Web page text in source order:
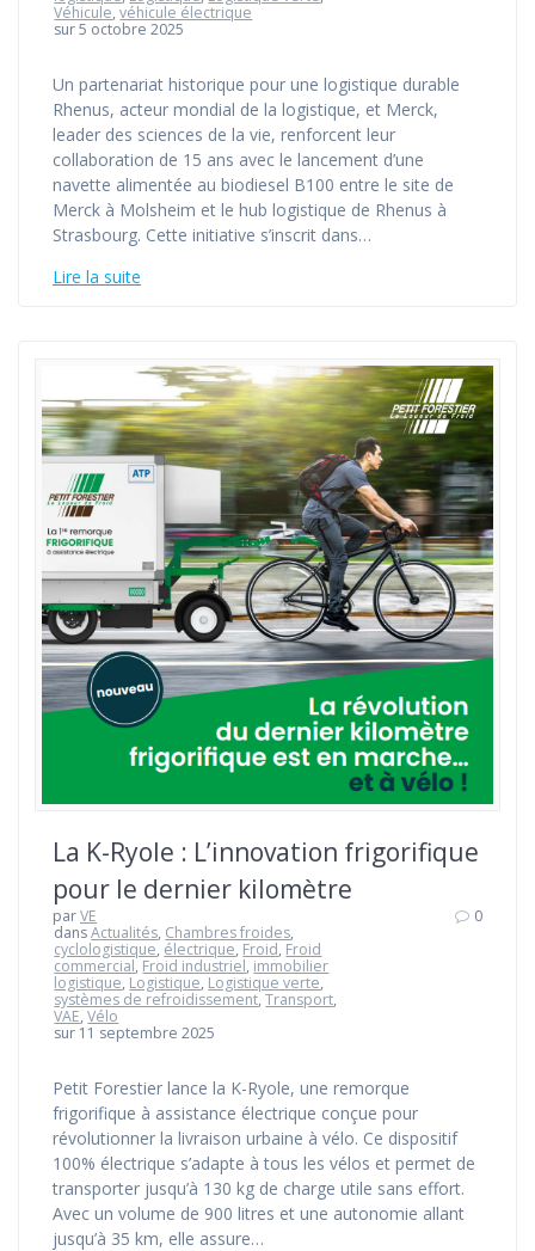
Véhicule,véhicule électrique
sur 5 octobre 2025
Un partenariat historique pour une logistique durable
Rhenus, acteur mondial de la logistique, et Merck,
leader des sciences de la vie, renforcent leur
collaboration de 15 ans avec le lancement d’une
navette alimentée au biodiesel B100 entre le site de
Merck à Molsheim et le hub logistique de Rhenus à
Strasbourg. Cette initiative s’inscrit dans…
Lire la suite
La K-Ryole : L’innovation frigorifique
pour le dernier kilomètre
parVE
dansActualités, Chambres froides,
cyclologistique, électrique, Froid, Froid
commercial, Froid industriel, immobilier
logistique, Logistique, Logistique verte,
systèmes de refroidissement,Transport,
VAE,Vélo
sur 11 septembre 2025
0
Petit Forestier lance la K-Ryole, une remorque
frigorifique à assistance électrique conçue pour
révolutionner la livraison urbaine à vélo. Ce dispositif
100% électrique s’adapte à tous les vélos et permet de
transporter jusqu’à 130 kg de charge utile sans effort.
Avec un volume de 900 litres et une autonomie allant
jusqu’à 35 km, elle assure…